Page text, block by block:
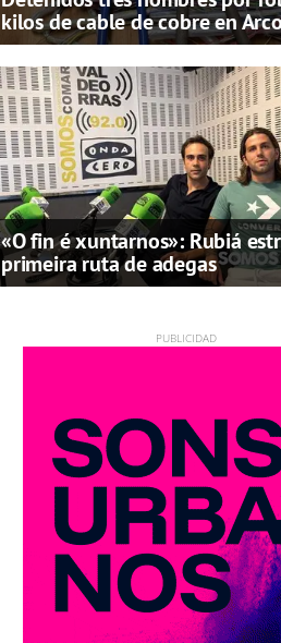
kilos de cable de cobre en
«O fin é xuntarnos»: Rubiá
primeira ruta de adegas